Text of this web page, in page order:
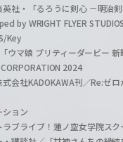
社・「るろうに剣心 －明治
by WRIGHT FLYER STUDIOS
Key
ウマ娘 プリティーダービー
2024
会社KADOKAWA刊／Re:ゼ
ョン
ブライブ！蓮ノ空女学院スク